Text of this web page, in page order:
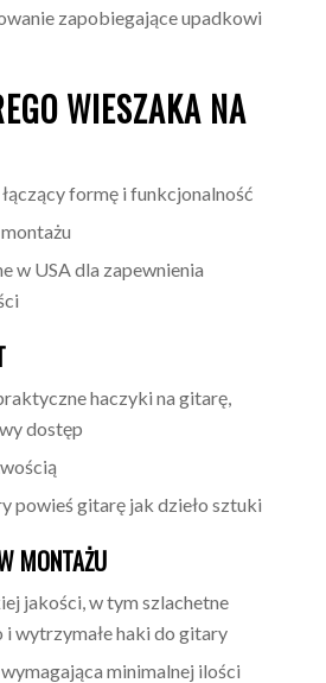
zapobiegające upadkowi
WIESZAKA NA
formę i funkcjonalność
w USA dla zapewnienia
haczyki na gitarę,
dostęp
powieś gitarę jak dzieło sztuki
MONTAŻU
jakości, w tym szlachetne
i wytrzymałe haki do gitary
minimalnej ilości